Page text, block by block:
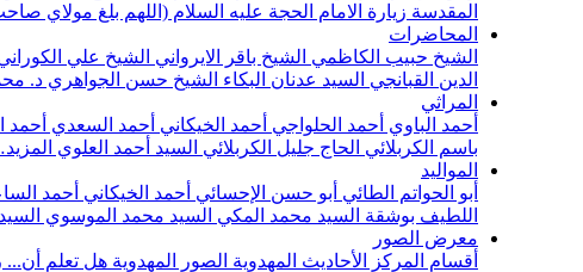
المقدسة زيارة الامام الحجة عليه السلام (اللهم بلغ مولاي
المحاضرات
الشيخ حبيب الكاظمي الشيخ باقر الايرواني الشيخ علي
الدين القبانجي السيد عدنان البكاء الشيخ حسن الجواهري د.
المراثي
أحمد الباوي أحمد الحلواجي أحمد الخيكاني أحمد السعدي أحمد
باسم الكربلائي الحاج جليل الكربلائي السيد أحمد العلوي
المواليد
أبو الحواتم الطائي أبو حسن الإحسائي أحمد الخيكاني أحمد
اللطيف بوشقة السيد محمد المكي السيد محمد الموسوي
معرض الصور
أقسام المركز
الأحاديث المهدوية الصور المهدوية هل تعلم أن...